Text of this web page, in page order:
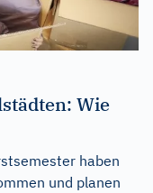
Wie
haben
und planen